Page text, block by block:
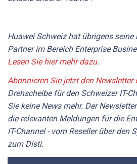
Huawei Schweiz hat übrigens seine
Partner im Bereich Enterprise
Lesen Sie hier mehr dazu.
Abonnieren Sie jetzt den Newsletter
Drehscheibe für den Schweizer IT-
Sie keine News mehr. Der
die relevanten Meldungen für die
IT-Channel - vom Reseller über den
zum Disti.